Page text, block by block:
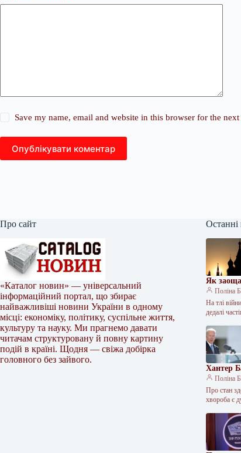
Save my name, email and website in this browser for the
Опублікувати коментар
Про сайт
«Каталог новин» — універсальний
інформаційний портал, що збирає
найважливіші новини України в одному
місці: економіку, політику, суспільне життя,
культуру та науку. Ми прагнемо давати
читачам структуровану й повну картину
подій в країні. Щодня — свіжа добірка
головного без зайвого.
Як
Поліна
На тлі
дедалі
Хантер
Поліна
Про стан
хвороба є